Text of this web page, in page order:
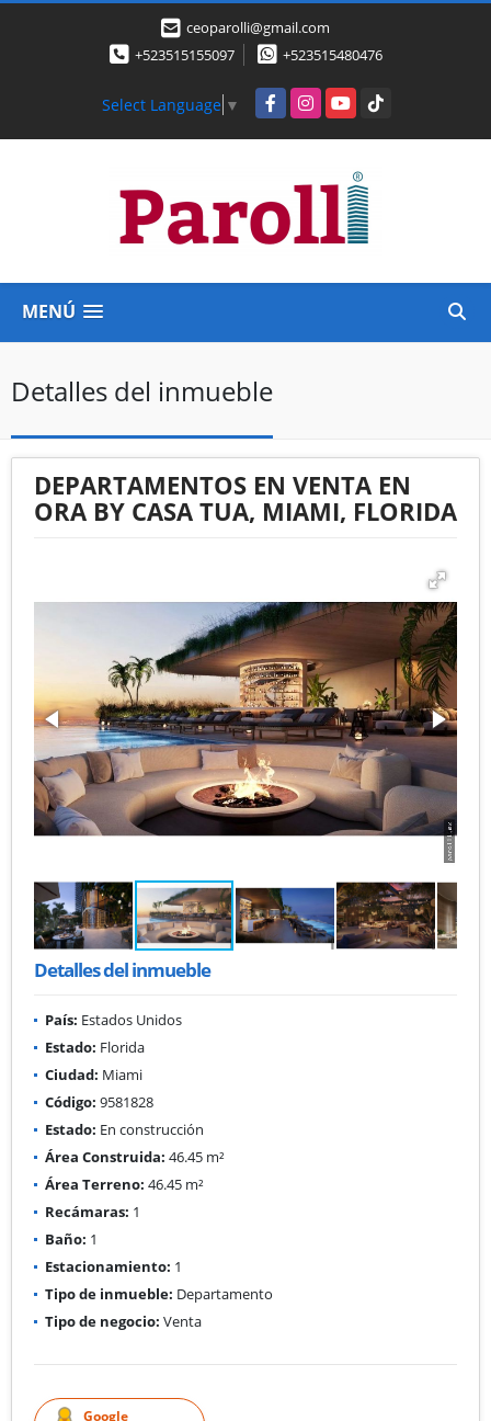
ceoparolli@gmail.com
+523515155097
+523515480476
Select Language ▼ FacebookInstagramYouTubeTikTok
MENÚ
Detalles del inmueble
DEPARTAMENTOS EN VENTA EN
ORA BY CASA TUA, MIAMI, FLORIDA
Detalles del inmueble
País: Estados Unidos
Estado: Florida
Ciudad: Miami
Código: 9581828
Estado: En construcción
Área Construida: 46.45 m²
Área Terreno: 46.45 m²
Recámaras: 1
Baño: 1
Estacionamiento: 1
Tipo de inmueble: Departamento
Tipo de negocio: Venta
Google